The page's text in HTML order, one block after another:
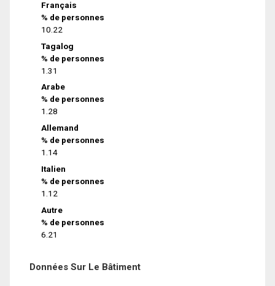
Français
% de personnes
10.22
Tagalog
% de personnes
1.31
Arabe
% de personnes
1.28
Allemand
% de personnes
1.14
Italien
% de personnes
1.12
Autre
% de personnes
6.21
Données Sur Le Bâtiment